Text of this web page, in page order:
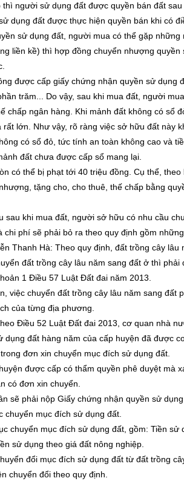
người sử dụng đất được quyền bán đất
dụng đất được thực hiện quyền bán khi có
sử dụng đất, người mua có thể gặp những
liền kề) thì hợp đồng chuyển nhượng
được cấp giấy chứng nhận quyền sử
trăm... Do vậy, sau khi mua đất, người
chấp ngân hàng. Khi mảnh đất không có
lớn. Như vậy, rõ ràng việc sở hữu đất này
có sổ đỏ, tức tính an toàn không cao và
đất chưa được cấp sổ mang lại.
có thể bị phạt tới 40 triệu đồng. Cụ thể,
tặng cho, cho thuê, thế chấp bằng
sau khi mua đất, người sở hữu có nhu cầu
chi phí sẽ phải bỏ ra theo quy định gồm
Thanh Hà: Theo quy định, đất trồng cây
đất trồng cây lâu năm sang đất ở thì
1 Điều 57 Luật Đất đai năm 2013.
việc chuyển đất trồng cây lâu năm sang
của từng địa phương.
Điều 52 Luật Đất đai 2013, cơ quan nhà
dụng đất hàng năm của cấp huyện đã được
đơn xin chuyển mục đích sử dụng đất.
được cấp có thẩm quyền phê duyệt
có đơn xin chuyển.
sẽ phải nộp Giấy chứng nhận quyền sử
chuyển mục đích sử dụng đất.
chuyển mục đích sử dụng đất, gồm: Tiền sử
sử dụng theo giá đất nông nghiệp.
đổi mục đích sử dụng đất từ đất trồng
chuyển đổi theo quy định.